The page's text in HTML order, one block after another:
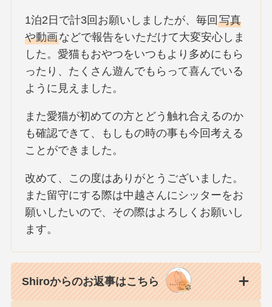
1泊2日で計3回お願いしましたが、毎回写真
や動画などで報告をいただけて大変安心しま
した。愛猫もおやつをいつもより多めにもら
ったり、たくさん遊んでもらって喜んでいる
ように見えました。
また愛猫が初めての方とどう触れ合えるのか
も確認できて、もしもの時の事も今回考える
ことができました。
改めて、この度はありがとうございました。
また留守にする際は中越さんにシッターをお
願いしたいので、その際はよろしくお願いし
ます。
Shiroからのお返事はこちら